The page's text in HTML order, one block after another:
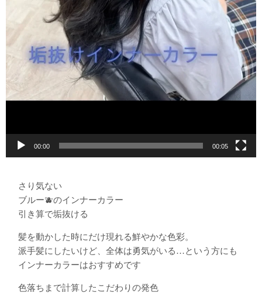
00:00 00:05
さり気ない
ブルー🫐のインナーカラー
引き算で垢抜ける
髪を動かした時にだけ現れる鮮やかな色彩。
派手髪にしたいけど、全体は勇気がいる…という方にも
インナーカラーはおすすめです
色落ちまで計算したこだわりの発色